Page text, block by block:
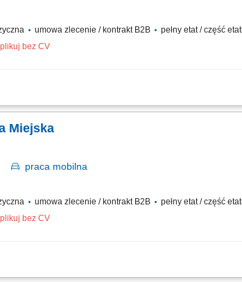
umowa zlecenie / kontrakt B2B pełny etat / część
bez CV
oraz drobnych przesyłek na wskazany adres,
Miejska
praca mobilna
umowa zlecenie / kontrakt B2B pełny etat / część
bez CV
oraz drobnych przesyłek na wskazany adres,